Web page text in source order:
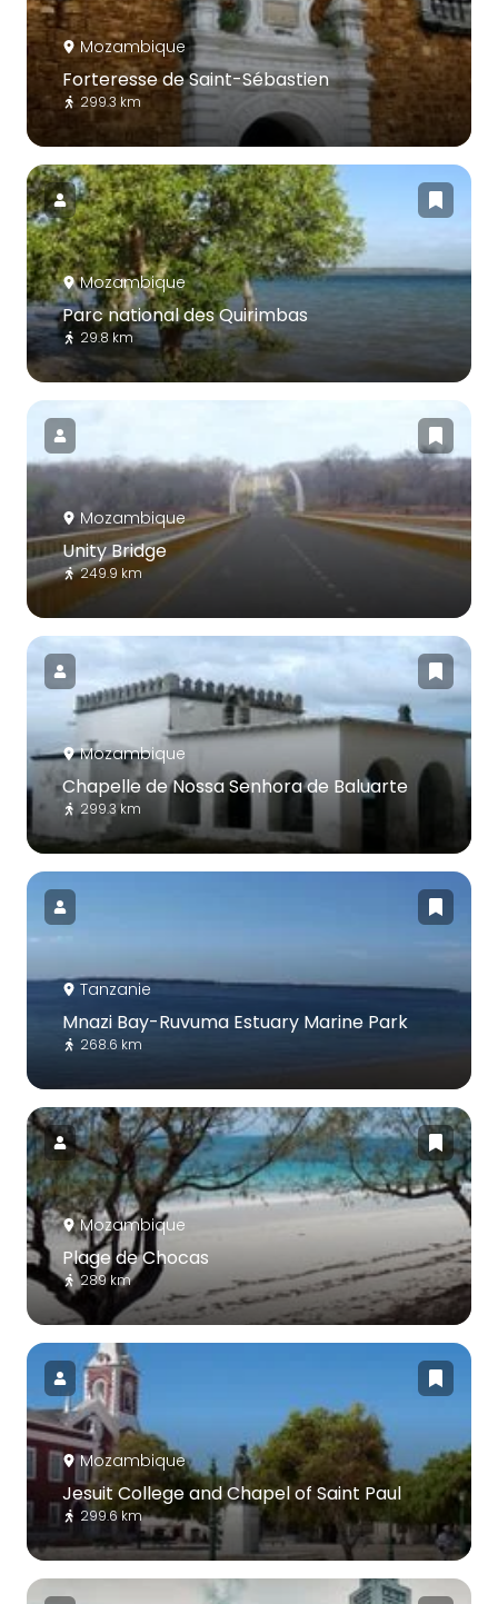
Mozambique
Forteresse de Saint-Sébastien
299.3 km
Mozambique
Parc national des Quirimbas
29.8 km
Mozambique
Unity Bridge
249.9 km
Mozambique
Chapelle de Nossa Senhora de Baluarte
299.3 km
Tanzanie
Mnazi Bay-Ruvuma Estuary Marine Park
268.6 km
Mozambique
Plage de Chocas
289 km
Mozambique
Jesuit College and Chapel of Saint Paul
299.6 km